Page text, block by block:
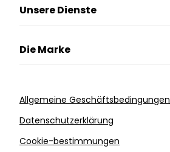
Unsere Dienste
Die Marke
Allgemeine Geschäftsbedingungen
Datenschutzerklärung
Cookie-bestimmungen